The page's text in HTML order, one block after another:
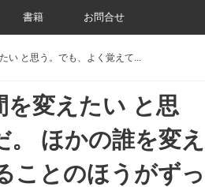
書籍 お問合せ
い と思う。でも、よく覚えて...
を変えたい と思
ほかの誰を変え
ことのほうがずっ